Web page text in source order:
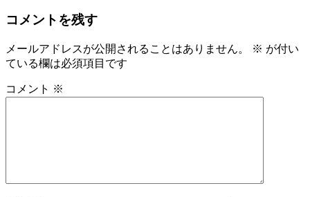
コメントを残す
メールアドレスが公開されることはありません。 ※ が付い
ている欄は必須項目です
コメント ※